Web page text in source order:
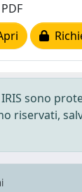
sono
riservati,